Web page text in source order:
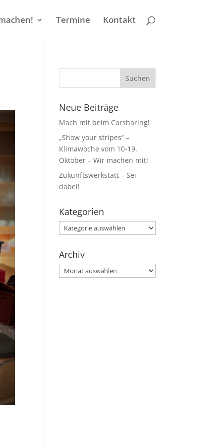
Termine Kontakt
Neue Beiträge
Mach mit beim Carsharing!
„Show your stripes“ –
Klimawoche vom 10-19.
Oktober – Wir machen mit!
Zukunftswerkstatt – Sei
dabei!
Kategorien
Kategorien
Archiv
Archiv